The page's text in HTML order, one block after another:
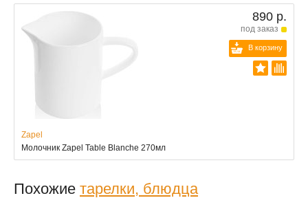
890 р.
под заказ
В корзину
Zapel
Молочник Zapel Table Blanche 270мл
Похожие тарелки, блюдца